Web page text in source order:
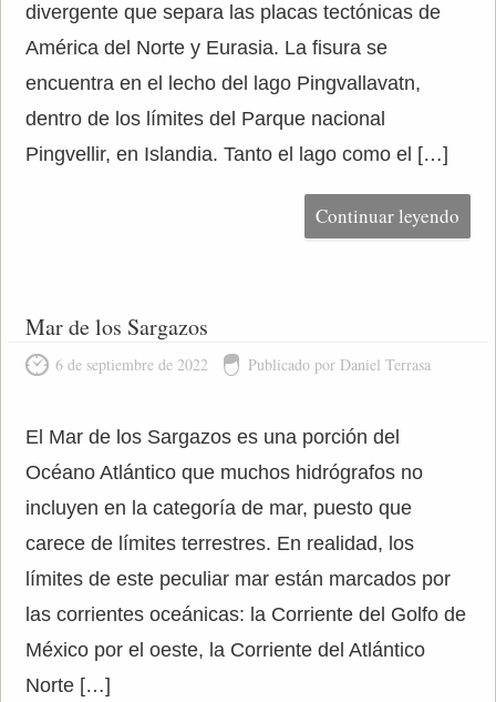
divergente que separa las placas tectónicas de
América del Norte y Eurasia. La fisura se
encuentra en el lecho del lago Pingvallavatn,
dentro de los límites del Parque nacional
Pingvellir, en Islandia. Tanto el lago como el […]
Continuar leyendo
Mar de los Sargazos
6 de septiembre de 2022 Publicado por Daniel Terrasa
El Mar de los Sargazos es una porción del
Océano Atlántico que muchos hidrógrafos no
incluyen en la categoría de mar, puesto que
carece de límites terrestres. En realidad, los
límites de este peculiar mar están marcados por
las corrientes oceánicas: la Corriente del Golfo de
México por el oeste, la Corriente del Atlántico
Norte […]